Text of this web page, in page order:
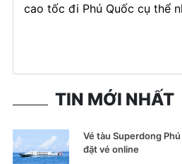
cao tốc đi Phú Quốc cụ thể
TIN MỚI NHẤT
Vé tàu Superdong
đặt vé online